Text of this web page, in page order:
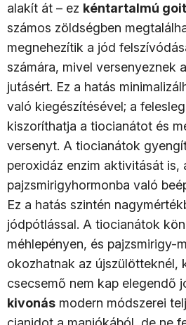
alakít át – ez kéntartalmú
számos zöldségben
megnehezítik a jód
számára, mivel versenyeznek
jutásért. Ez a hatás
való kiegészítésével; a
kiszoríthatja a tiocianátot és
versenyt. A tiocianátok
peroxidáz enzim aktivitását is,
pajzsmirigyhormonba való
Ez a hatás szintén
jódpótlással. A tiocianátok
méhlepényen, és pajzsmirigy-
okozhatnak az újszülötteknél,
csecsemő nem kap elegendő
kivonás modern módszerei